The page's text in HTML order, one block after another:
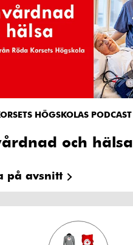
HÖGSKOLAS PODCAST
och hälsa
på avsnitt